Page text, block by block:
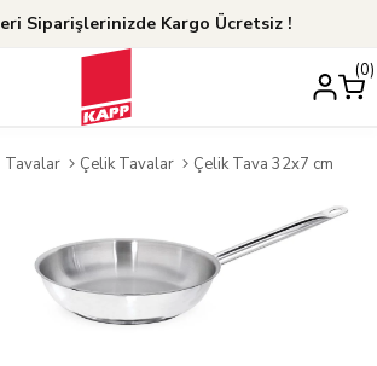
Siparişlerinizde Kargo Ücretsiz !
0
Tavalar Çelik Tavalar Çelik Tava 32x7 cm